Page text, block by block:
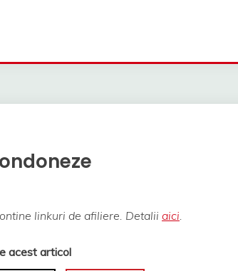
linkuri de afiliere. Detalii aici.
acest articol